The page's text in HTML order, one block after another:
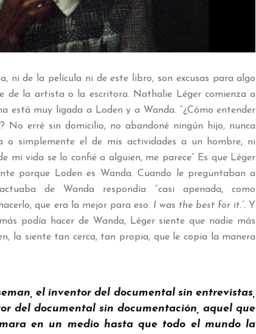
ni de la película ni de este libro, son excusas para algo
de la artista o la escritora. Nathalie Léger comienza a
está muy ligada a Loden y a Wanda. “¿Cómo entender
No erré sin domicilio, no abandoné ningún hijo, nunca
o simplemente el de mis actividades a un hombre, ni
mi vida se lo confié a alguien, me parece” Es que Léger
porque Loden es Wanda. Cuando le preguntaban a
de Wanda respondía “casi apenada, como
que era la mejor para eso. I was the best for it.”. Y
podía hacer de Wanda, Léger siente que nadie más
la siente tan cerca, tan propia, que le copia la manera
el inventor del documental sin entrevistas,
del documental sin documentación, aquel que
en un medio hasta que todo el mundo la